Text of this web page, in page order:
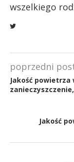
wszelkiego
poprzedni
Jakość
Jakość